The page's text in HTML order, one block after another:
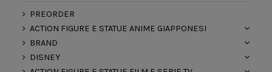
PREORDER
ACTION FIGURE E STATUE ANIME GIAPPONESI
BRAND
DISNEY